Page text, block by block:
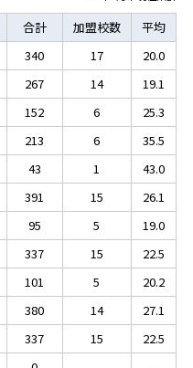
合計 加盟校数
平均
340 17
20.0
267 14
19.1
152 6
25.3
213 6
35.5
43 1
43.0
391 15
26.1
95 5
19.0
337 15
22.5
101 5
20.2
380 14
27.1
337 15
22.5